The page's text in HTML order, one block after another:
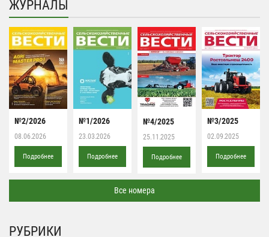
ЖУРНАЛЫ
№2/2026
08.06.2026
Подробнее
№1/2026
23.03.2026
Подробнее
№4/2025
25.11.2025
Подробнее
№3/2025
02.09.2025
Подробнее
Все номера
РУБРИКИ